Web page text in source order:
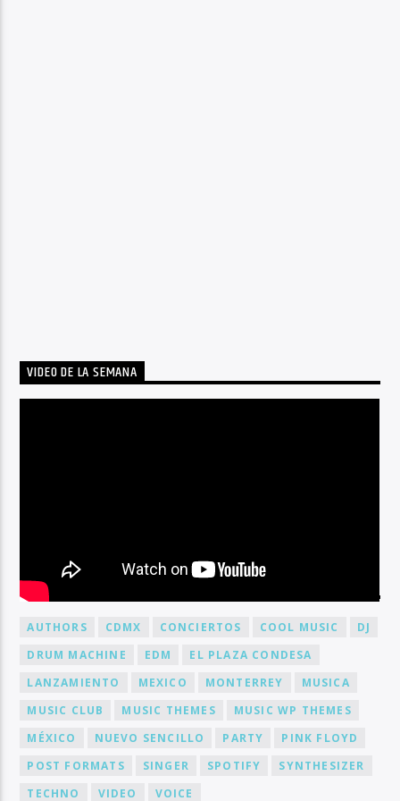
VIDEO DE LA SEMANA
BY TAG
AUTHORS CDMX CONCIERTOS COOL MUSIC
DJ
DRUM MACHINE
EDM
EL PLAZA CONDESA
LANZAMIENTO
MEXICO MONTERREY
MUSICA
MUSIC CLUB
MUSIC THEMES
MUSIC WP THEMES
MÉXICO
NUEVO SENCILLO PARTY
PINK FLOYD
POST FORMATS
SINGER SPOTIFY
SYNTHESIZER
TECHNO
VIDEO VOICE